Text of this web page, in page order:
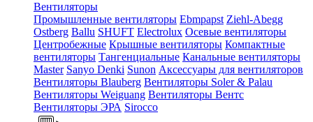
Вентиляторы
Промышленные вентиляторы Ebmpapst Ziehl-Abegg
Ostberg Ballu SHUFT Electrolux Осевые вентиляторы
Центробежные Крышные вентиляторы Компактные
вентиляторы Тангенциальные Канальные вентиляторы
Master Sanyo Denki Sunon Аксессуары для вентиляторов
Вентиляторы Blauberg Вентиляторы Soler & Palau
Вентиляторы Weiguang Вентиляторы Вентс
Вентиляторы ЭРА Sirocco